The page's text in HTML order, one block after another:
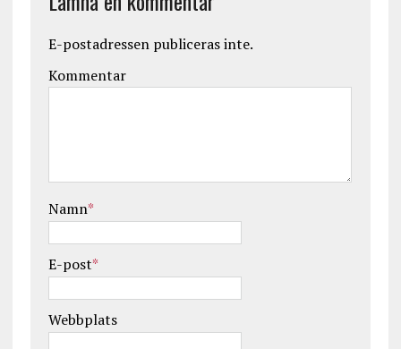
E-postadressen publiceras inte.
Kommentar
Namn*
E-post*
Webbplats